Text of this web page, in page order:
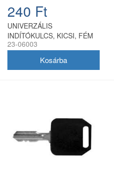
240 Ft
UNIVERZÁLIS
INDÍTÓKULCS, KICSI, FÉM
23-06003